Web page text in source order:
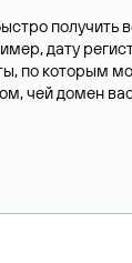
дату
по которым
чей домен